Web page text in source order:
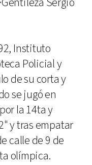
Instituto
Policial y
de su corta y
se jugó en
la 14ta y
y tras empatar
calle de 9 de
olímpica.